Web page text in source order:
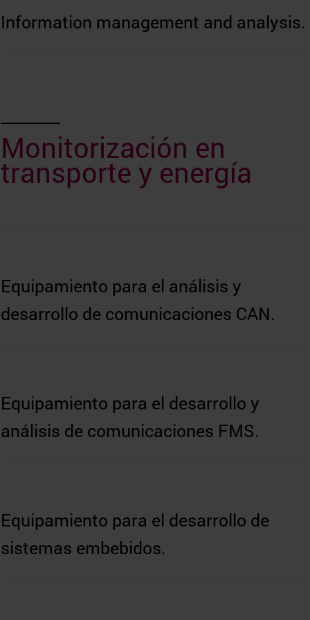
Information management and analysis.
Monitorización en
transporte y energía
Equipamiento para el análisis y
desarrollo de comunicaciones CAN.
Equipamiento para el desarrollo y
análisis de comunicaciones FMS.
Equipamiento para el desarrollo de
sistemas embebidos.